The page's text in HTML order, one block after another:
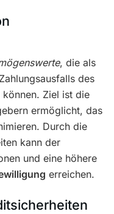
, die als
des
Ziel ist die
ermöglicht, das
Durch die
kann der
und eine höhere
erreichen.